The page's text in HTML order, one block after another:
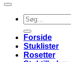
Søg
efter:
Forside
Stuklister
Rosetter